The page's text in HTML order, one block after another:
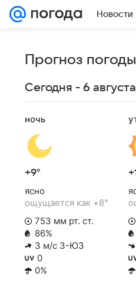
Новости
Прогноз
Сегодня - 6
ночь
+9°
ясно
ощущается как +8°
753 мм рт. ст.
86%
3 м/с З-ЮЗ
0
0%